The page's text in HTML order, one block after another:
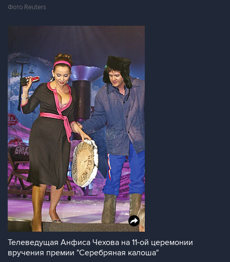
Фото Reuters
Телеведущая Анфиса Чехова на 11-ой церемонии
вручения премии "Серебряная калоша"